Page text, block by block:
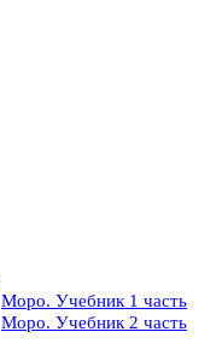
Моро. Учебник 1 часть
Моро. Учебник 2 часть